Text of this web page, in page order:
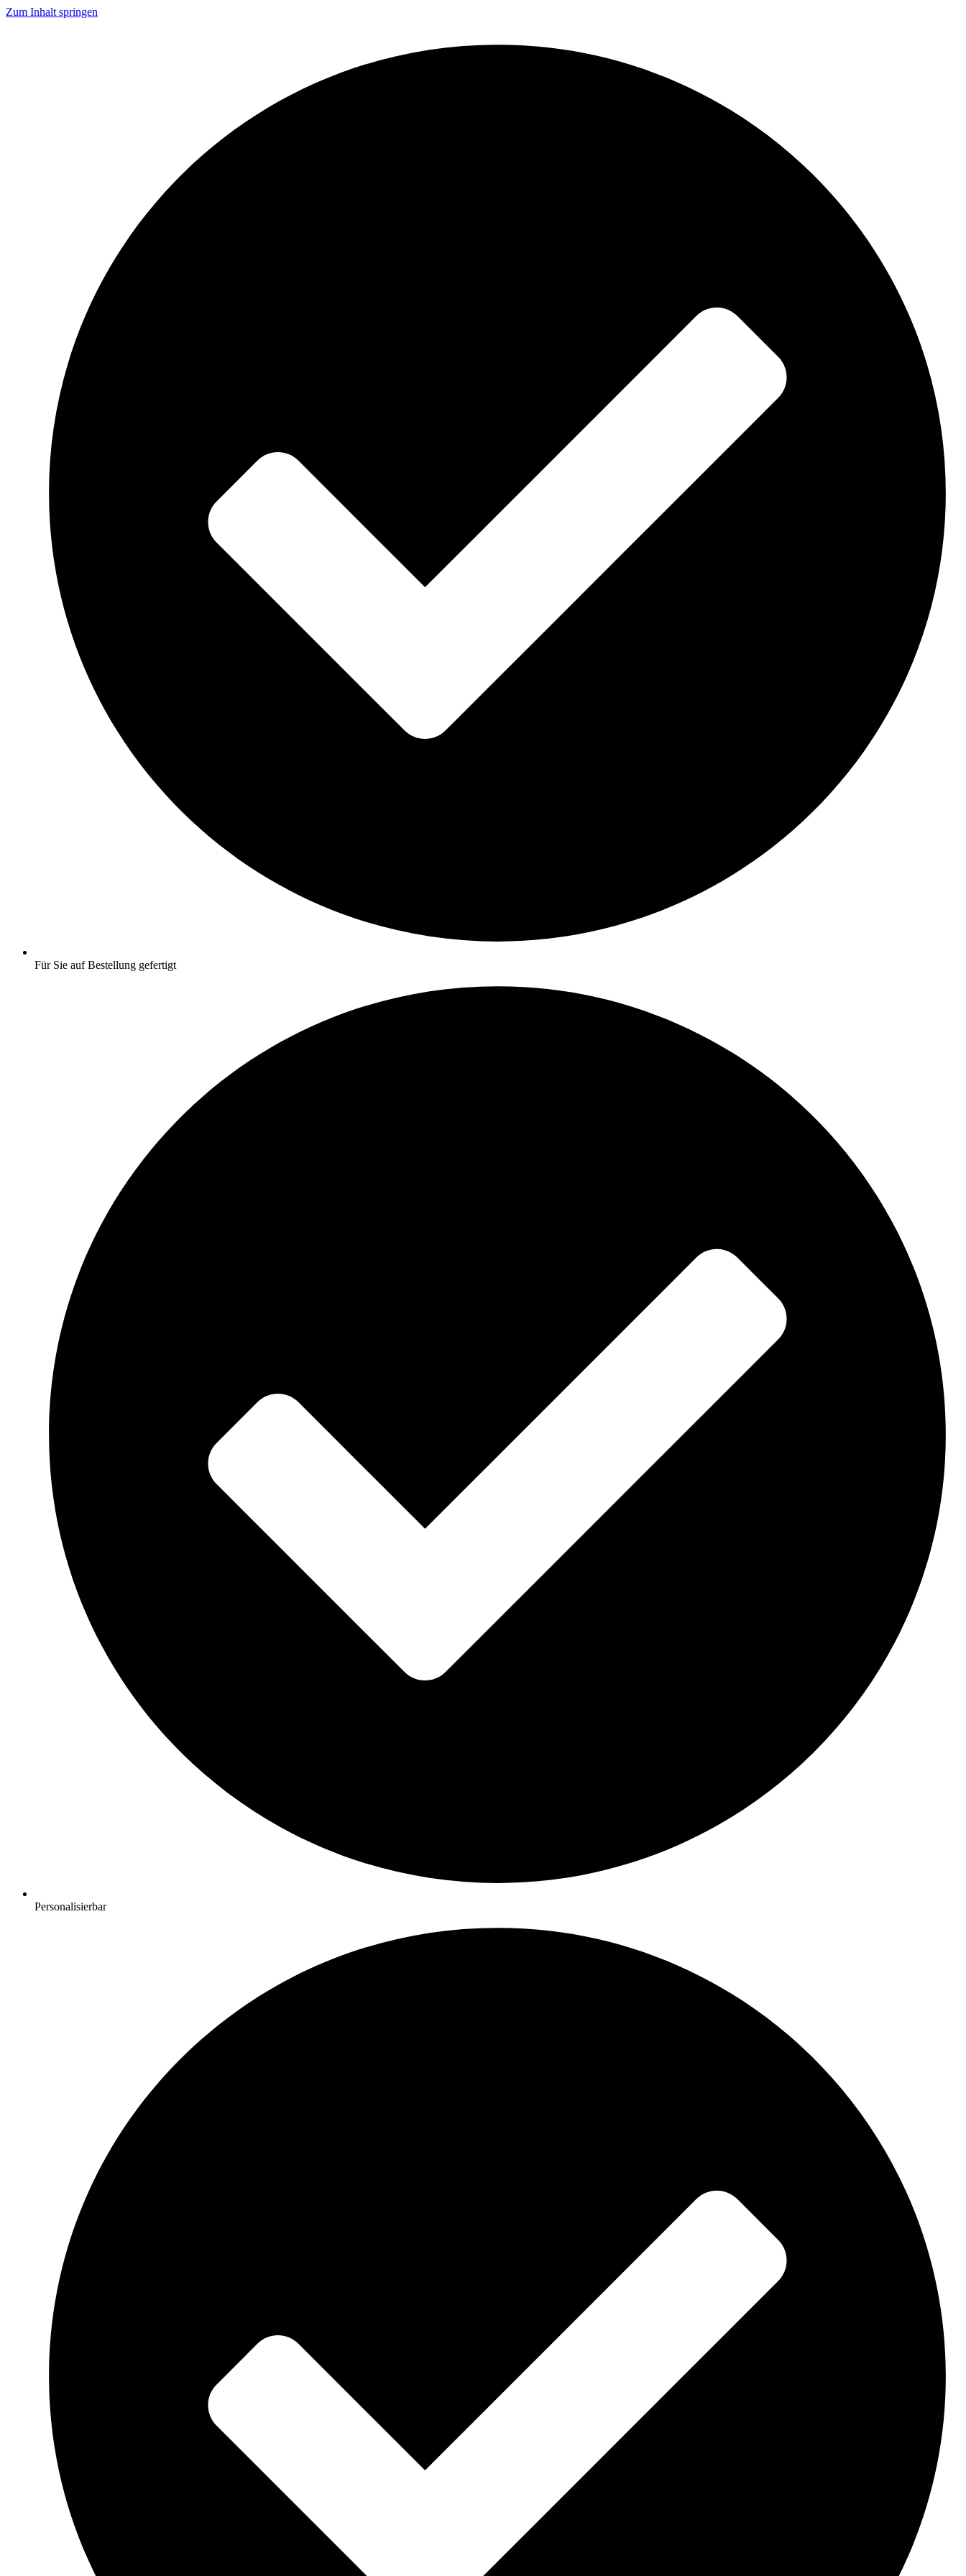
Zum Inhalt springen
Für Sie auf Bestellung gefertigt
Personalisierbar